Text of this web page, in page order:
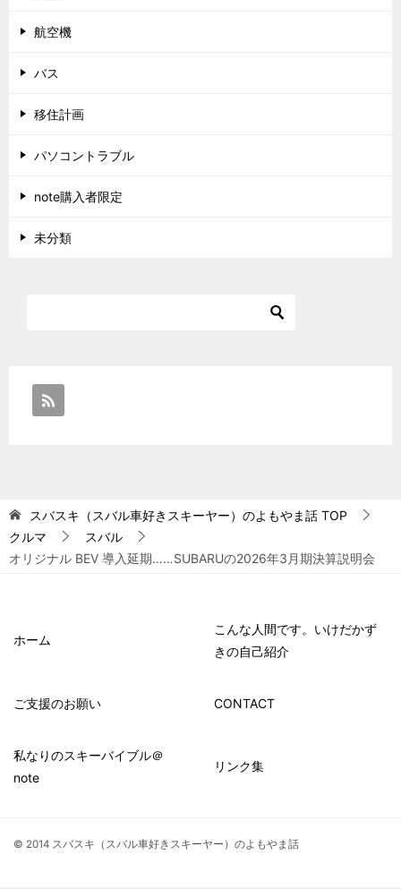
航空機
バス
移住計画
パソコントラブル
note購入者限定
未分類
スバスキ（スバル車好きスキーヤー）のよもやま話 TOP
クルマ
スバル
オリジナル BEV 導入延期……SUBARUの2026年3月期決算説明会
ホーム
こんな人間です。いけだかず
きの自己紹介
ご支援のお願い CONTACT
私なりのスキーバイブル＠
note
リンク集
© 2014 スバスキ（スバル車好きスキーヤー）のよもやま話